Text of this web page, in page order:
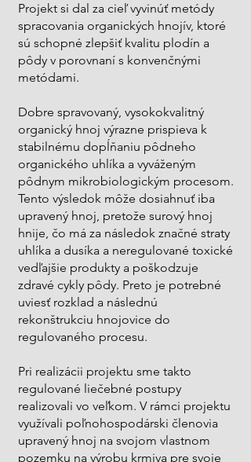
Projekt si dal za cieľ vyvinúť metódy
spracovania organických hnojív, ktoré
sú schopné zlepšiť kvalitu plodín a
pôdy v porovnaní s konvenčnými
metódami.
Dobre spravovaný, vysokokvalitný
organický hnoj výrazne prispieva k
stabilnému dopĺňaniu pôdneho
organického uhlíka a vyváženým
pôdnym mikrobiologickým procesom.
Tento výsledok môže dosiahnuť iba
upravený hnoj, pretože surový hnoj
hnije, čo má za následok značné straty
uhlíka a dusíka a neregulované toxické
vedľajšie produkty a poškodzuje
zdravé cykly pôdy. Preto je potrebné
uviesť rozklad a následnú
rekonštrukciu hnojovice do
regulovaného procesu.
Pri realizácii projektu sme takto
regulované liečebné postupy
realizovali vo veľkom. V rámci projektu
využívali poľnohospodárski členovia
upravený hnoj na svojom vlastnom
pozemku na výrobu krmiva pre svoje